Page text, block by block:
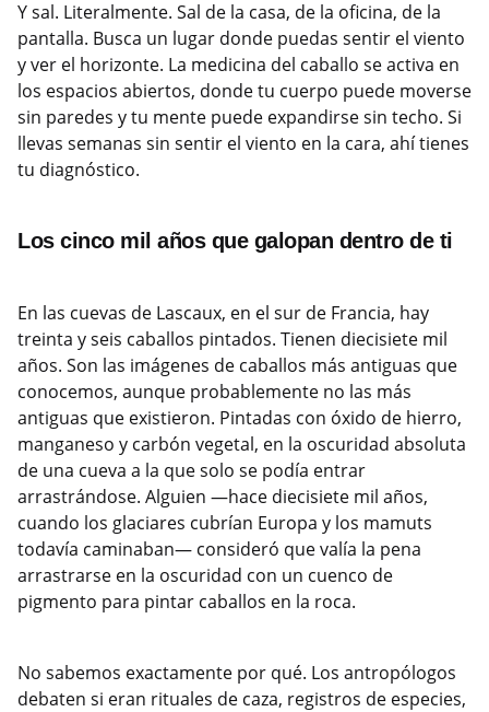
Y sal. Literalmente. Sal de la casa, de la oficina, de la
pantalla. Busca un lugar donde puedas sentir el viento
y ver el horizonte. La medicina del caballo se activa en
los espacios abiertos, donde tu cuerpo puede moverse
sin paredes y tu mente puede expandirse sin techo. Si
llevas semanas sin sentir el viento en la cara, ahí tienes
tu diagnóstico.
Los cinco mil años que galopan dentro de ti
En las cuevas de Lascaux, en el sur de Francia, hay
treinta y seis caballos pintados. Tienen diecisiete mil
años. Son las imágenes de caballos más antiguas que
conocemos, aunque probablemente no las más
antiguas que existieron. Pintadas con óxido de hierro,
manganeso y carbón vegetal, en la oscuridad absoluta
de una cueva a la que solo se podía entrar
arrastrándose. Alguien —hace diecisiete mil años,
cuando los glaciares cubrían Europa y los mamuts
todavía caminaban— consideró que valía la pena
arrastrarse en la oscuridad con un cuenco de
pigmento para pintar caballos en la roca.
No sabemos exactamente por qué. Los antropólogos
debaten si eran rituales de caza, registros de especies,